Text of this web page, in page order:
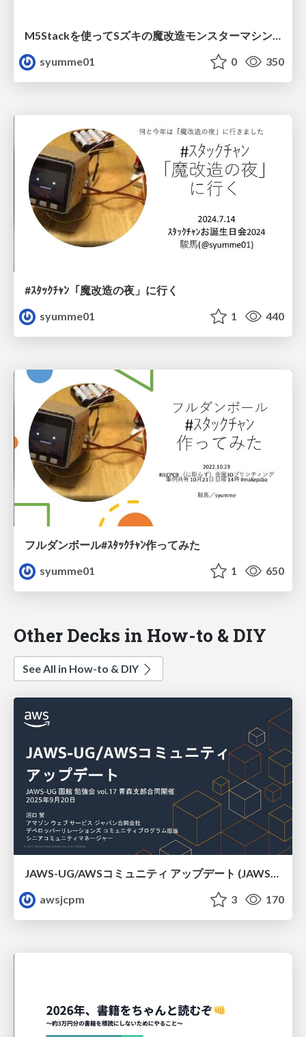
syumme01
0 350
#ｽﾀｯｸﾁｬﾝ​「魔改造の夜」に行く
syumme01
1 440
フルダンボール#ｽﾀｯｸﾁｬﾝ作ってみた
syumme01
1 650
Other Decks in How-to & DIY
See All in How-to & DIY
JAWS-UG/AWSコミュニティ アップデート (JAWS-UG函館支部)
awsjcpm
3 170